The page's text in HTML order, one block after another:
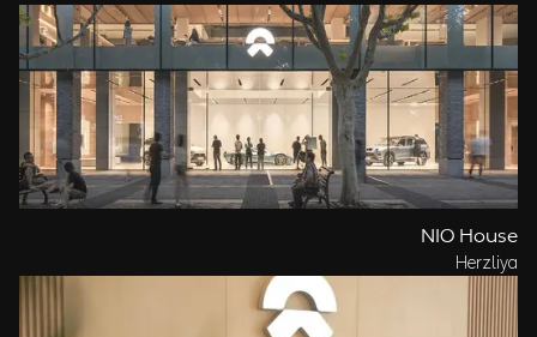
עומדים
תמיד
לשרותך
NIO House
Herzliya